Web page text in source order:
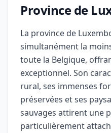
Province de
La province de
simultanément la
toute la Belgique,
exceptionnel. Son
rural, ses immenses
préservées et ses
sauvages attirent une
particulièrement